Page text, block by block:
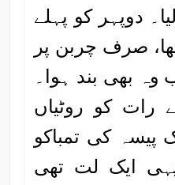
دوپہر کو پہلے
صرف چربن پر
بھی بند ہوا۔
رات کو روٹیاں
پیسہ کی تمباکو
یہی ایک لت تھی